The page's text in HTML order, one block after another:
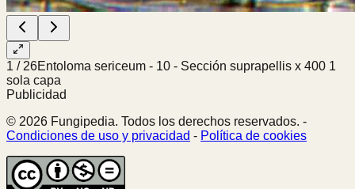
1 / 26Entoloma sericeum - 10 - Sección suprapellis x 400 1
sola capa
Publicidad
© 2026 Fungipedia. Todos los derechos reservados. -
Condiciones de uso y privacidad - Política de cookies